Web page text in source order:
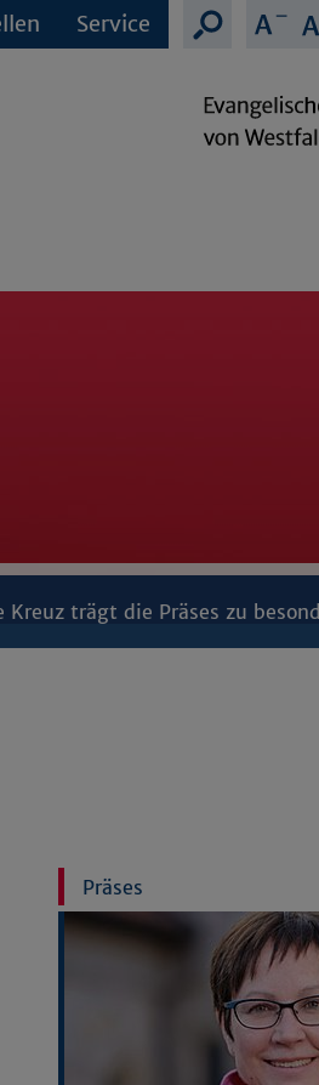
Service
Kreuz trägt die Präses zu
Präses